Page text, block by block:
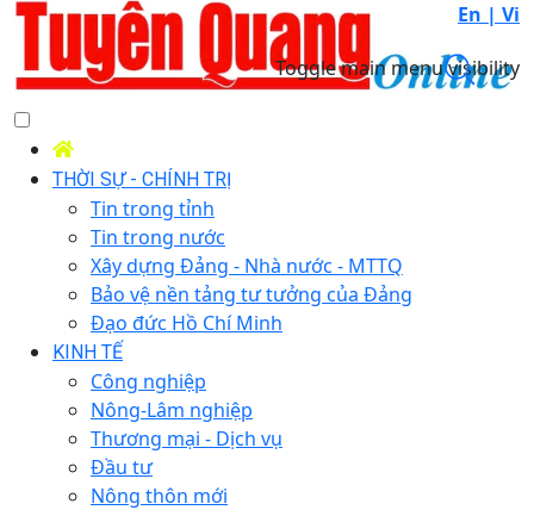
En | Vi
Toggle main menu visibility
THỜI SỰ - CHÍNH TRỊ
Tin trong tỉnh
Tin trong nước
Xây dựng Đảng - Nhà nước - MTTQ
Bảo vệ nền tảng tư tưởng của Đảng
Đạo đức Hồ Chí Minh
KINH TẾ
Công nghiệp
Nông-Lâm nghiệp
Thương mại - Dịch vụ
Đầu tư
Nông thôn mới